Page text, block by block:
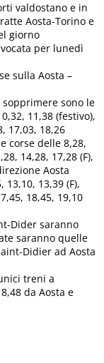
valdostano e in
Aosta-Torino e
giorno
per lunedì
sulla Aosta –
sono le
11,38 (festivo),
17,03, 18,26
corse delle 8,28,
14,28, 17,28 (F),
Aosta
13,39 (F),
18,45, 19,10
Dider saranno
saranno quelle
Didier ad Aosta
treni a
da Aosta e